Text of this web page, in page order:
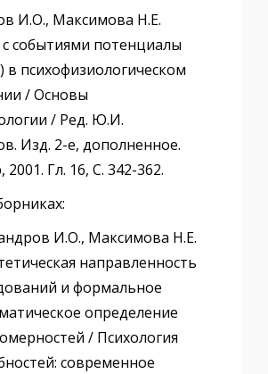
И.О., Максимова Н.Е.
событиями потенциалы
в психофизиологическом
/ Основы
/ Ред. Ю.И.
Изд. 2-е, дополненное.
Гл. 16, С. 342-362.
И.О., Максимова Н.Е.
направленность
и формальное
определение
/ Психология
современное